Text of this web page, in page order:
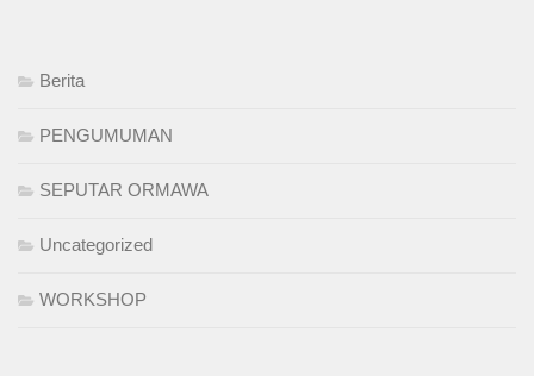
Berita
PENGUMUMAN
SEPUTAR ORMAWA
Uncategorized
WORKSHOP